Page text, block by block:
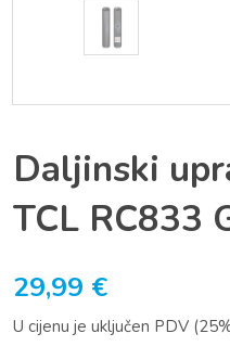
Daljinski
TCL RC833
29,99 €
U cijenu je uključen PDV